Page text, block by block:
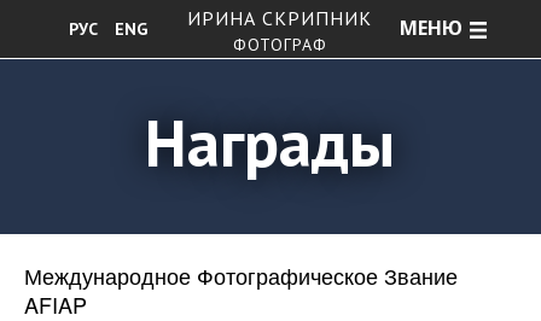
РУС ENG ИРИНА СКРИПНИК
ФОТОГРАФ
МЕНЮ
Награды
Международное Фотографическое Звание
AFIAP